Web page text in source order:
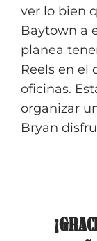
ver lo bien
Baytown a
planea
Reels en el
oficinas.
organizar
Bryan